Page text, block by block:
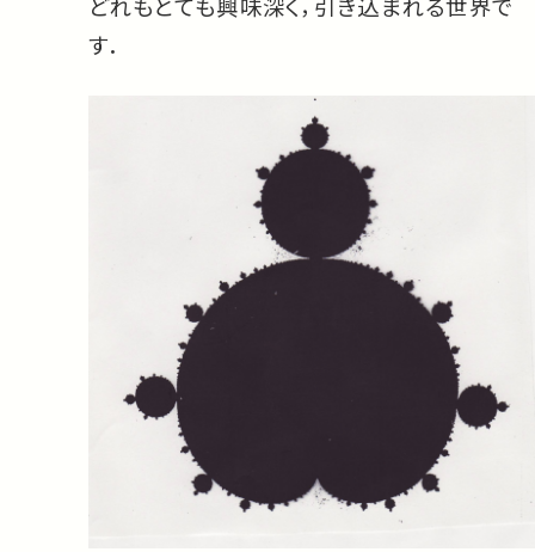
す．